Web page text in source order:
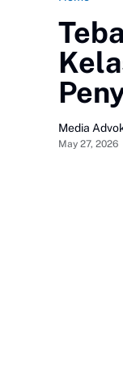
Media
May 27, 2026